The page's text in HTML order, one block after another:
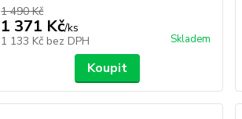
1 490 Kč
1 371 Kč/ks
1 133 Kč bez DPH Skladem
Koupit